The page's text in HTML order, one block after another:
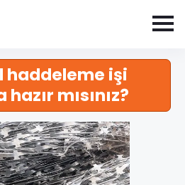
haddeleme işi
mısınız?